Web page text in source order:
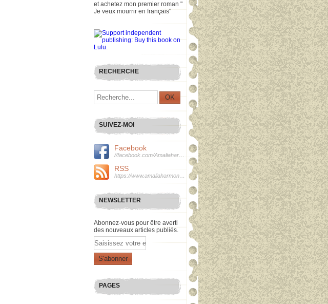
et achetez mon premier roman "
Je veux mourrir en français"
RECHERCHE
SUIVEZ-MOI
Facebook
RSS
NEWSLETTER
Abonnez-vous pour être averti
des nouveaux articles publiés.
Email
PAGES